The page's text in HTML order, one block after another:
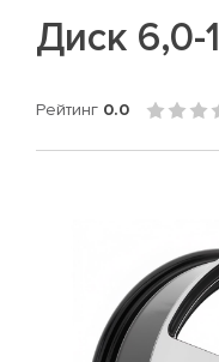
Диск 6,0-
Рейтинг 0.0